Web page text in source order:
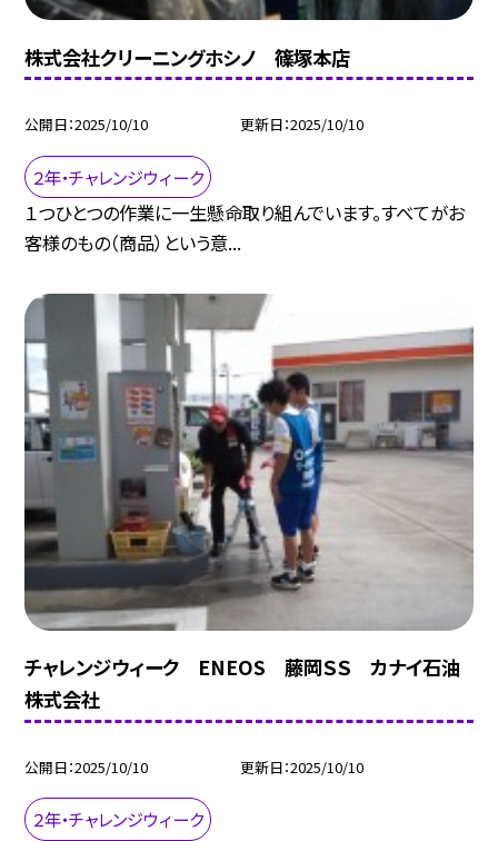
株式会社クリーニングホシノ 篠塚本店
公開日 2025/10/10 更新日 2025/10/10
２年・チャレンジウィーク
１つひとつの作業に一生懸命取り組んでいます。すべてがお
客様のもの（商品）という意...
チャレンジウィーク ENEOS 藤岡ＳＳ カナイ石油
株式会社
公開日 2025/10/10 更新日 2025/10/10
２年・チャレンジウィーク